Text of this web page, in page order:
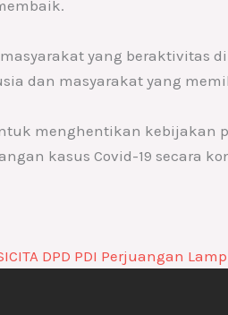
yang beraktivitas
dan masyarakat yang
menghentikan kebijakan
kasus Covid-19 secara
DPD PDI Perjuangan